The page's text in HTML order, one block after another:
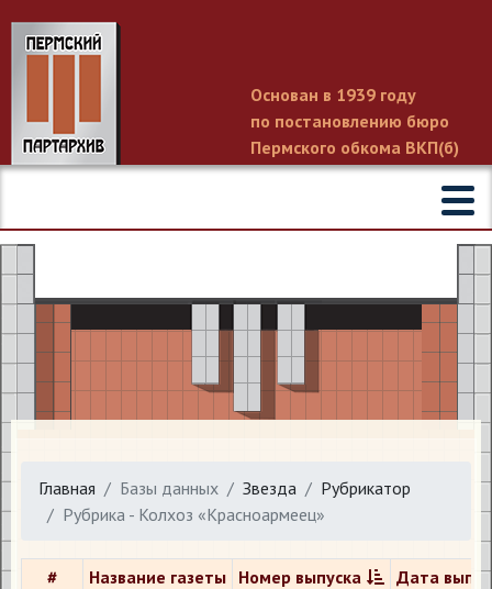
Основан в 1939 году
по постановлению бюро
Пермского обкома ВКП(б)
Главная Базы данных Звезда
Рубрикатор
Рубрика - Колхоз «Красноармеец»
# Название газеты Номер выпуска Дата